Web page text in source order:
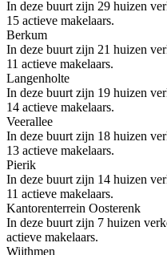
In deze buurt zijn 29 huizen
15 actieve makelaars.
Berkum
In deze buurt zijn 21 huizen
11 actieve makelaars.
Langenholte
In deze buurt zijn 19 huizen
14 actieve makelaars.
Veerallee
In deze buurt zijn 18 huizen
13 actieve makelaars.
Pierik
In deze buurt zijn 14 huizen
11 actieve makelaars.
Kantorenterrein Oosterenk
In deze buurt zijn 7 huizen
actieve makelaars.
Wijthmen